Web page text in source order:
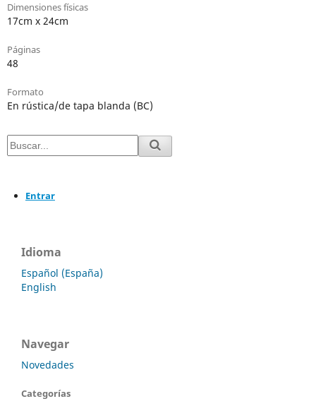
Dimensiones físicas
17cm x 24cm
Páginas
48
Formato
En rústica/de tapa blanda (BC)
Entrar
Idioma
Español (España)
English
Navegar
Novedades
Categorías